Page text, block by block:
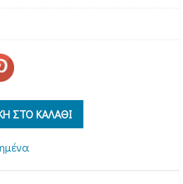
ΣΤΟ ΚΑΛΑΘΙ